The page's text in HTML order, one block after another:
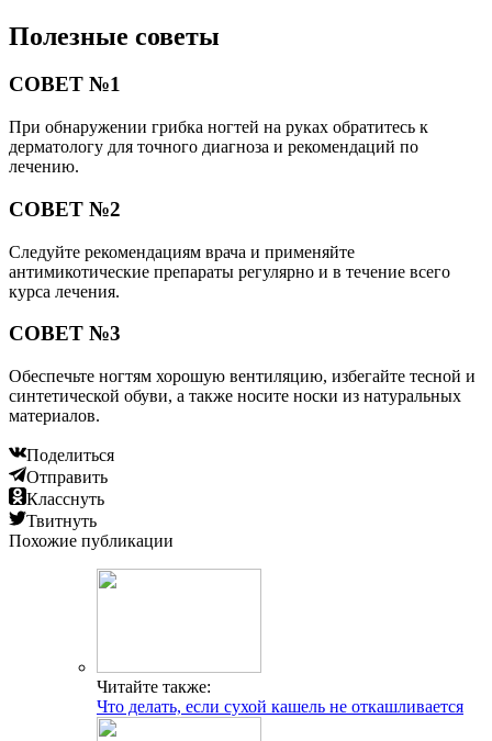
Полезные советы
СОВЕТ №1
При обнаружении грибка ногтей на руках обратитесь к
дерматологу для точного диагноза и рекомендаций по
лечению.
СОВЕТ №2
Следуйте рекомендациям врача и применяйте
антимикотические препараты регулярно и в течение всего
курса лечения.
СОВЕТ №3
Обеспечьте ногтям хорошую вентиляцию, избегайте тесной и
синтетической обуви, а также носите носки из натуральных
материалов.
Поделиться
Отправить
Класснуть
Твитнуть
Похожие публикации
Читайте также:
Что делать, если сухой кашель не откашливается